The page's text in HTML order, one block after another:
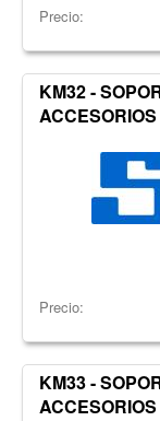
Precio:
KM32 -
ACCESORIOS
Precio:
KM33 -
ACCESORIOS